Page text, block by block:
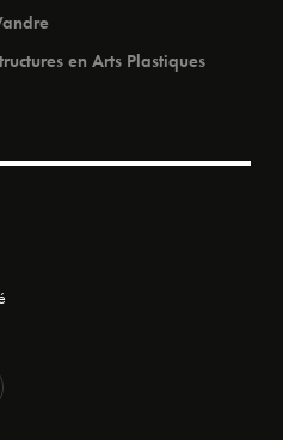
en Arts Plastiques